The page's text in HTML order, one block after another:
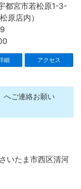
都宮市若松原1-3-
原店内）
細 アクセス
ご連絡お願い
いたま市西区清河